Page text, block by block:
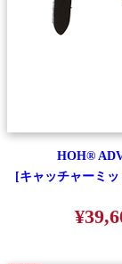
HOH®
[キャッチャーミ